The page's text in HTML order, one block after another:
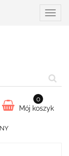
Mój koszyk
0